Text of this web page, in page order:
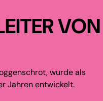
VON
wurde als
Jahren entwickelt.